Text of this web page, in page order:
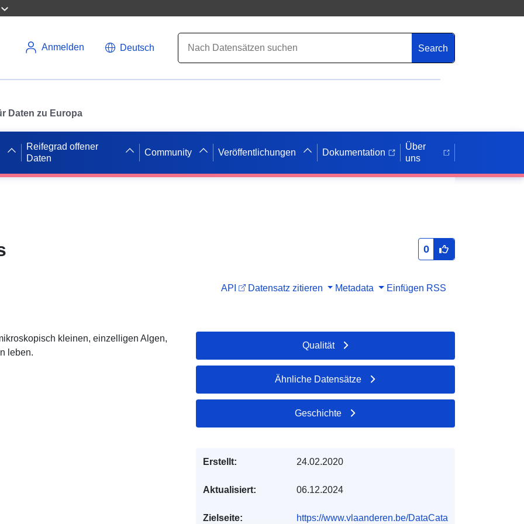
Anmelden Deutsch Search
Daten zu Europa
Reifegrad offener
Daten
Community Veröffentlichungen Dokumentation
Über
uns
0
API Datensatz zitieren Metadata Einfügen RSS
kleinen, einzelligen Algen,
leben.
Qualität
Ähnliche Datensätze
Geschichte
Erstellt: 24.02.2020
Aktualisiert: 06.12.2024
Zielseite:
https://www.vlaanderen.be/DataCata